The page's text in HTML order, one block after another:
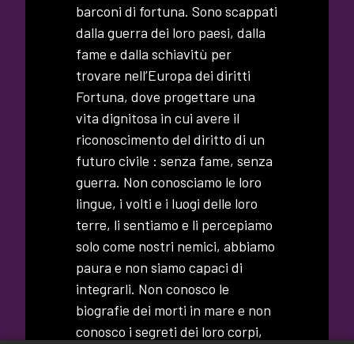
barconi di fortuna. Sono scappati
dalla guerra dei loro paesi, dalla
fame e dalla schiavitù per
trovare nell’Europa dei diritti
Fortuna, dove progettare una
vita dignitosa in cui avere il
riconoscimento del diritto di un
futuro civile : senza fame, senza
guerra. Non conosciamo le loro
lingue, i volti e i luogi delle loro
terre, li sentiamo e li percepiamo
solo come nostri nemici, abbiamo
paura e non siamo capaci di
integrarli. Non conosco le
biografie dei morti in mare e non
conosco i segreti dei loro corpi,